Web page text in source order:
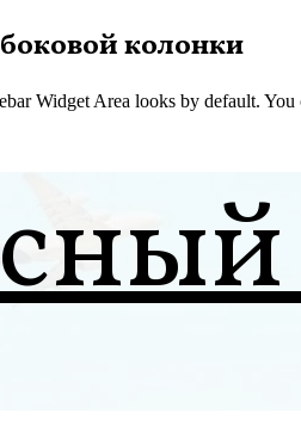
колонки
Widget Area looks by default.